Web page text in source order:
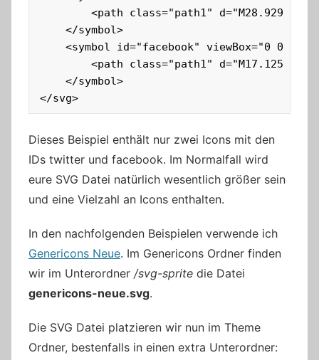
<path class="path1" d="M28.929
    </symbol>
<symbol id="facebook" viewBox="0 0 19
<path class="path1" d="M17.125
    </symbol>
</svg>
Dieses Beispiel enthält nur zwei Icons mit den
IDs twitter und facebook. Im Normalfall wird
eure SVG Datei natürlich wesentlich größer sein
und eine Vielzahl an Icons enthalten.
In den nachfolgenden Beispielen verwende ich
Genericons Neue. Im Genericons Ordner finden
wir im Unterordner /svg-sprite die Datei
genericons-neue.svg.
Die SVG Datei platzieren wir nun im Theme
Ordner, bestenfalls in einen extra Unterordner: